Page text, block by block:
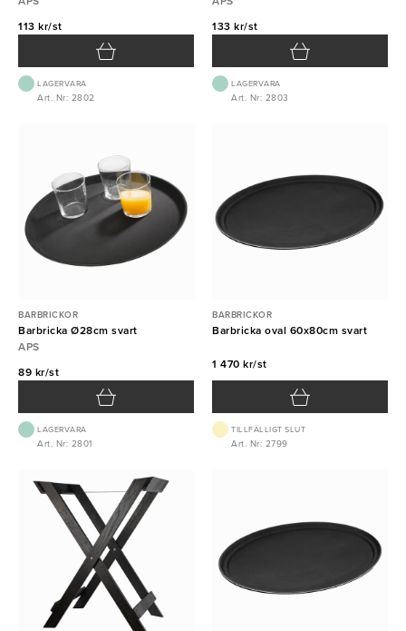
113 kr/st
LAGERVARA
Art. Nr: 2802
133 kr/st
LAGERVARA
Art. Nr: 2803
BARBRICKOR
Barbricka Ø28cm svart
APS
89 kr/st
LAGERVARA
Art. Nr: 2801
BARBRICKOR
Barbricka oval 60x80cm svart
1 470 kr/st
TILLFÄLLIGT SLUT
Art. Nr: 2799